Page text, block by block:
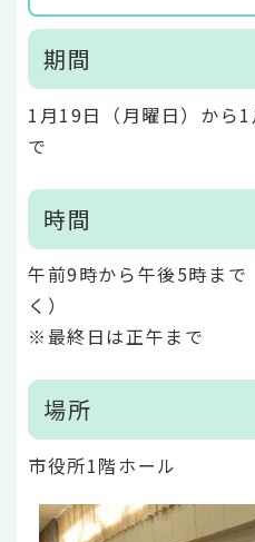
期間
1月19日（月曜日）から
で
時間
午前9時から午後5時ま
く）
※最終日は正午まで
場所
市役所1階ホール